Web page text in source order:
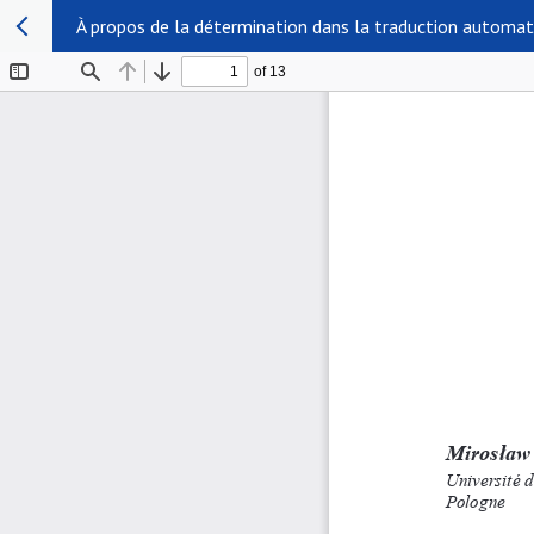
À propos de la détermination dans la traduction